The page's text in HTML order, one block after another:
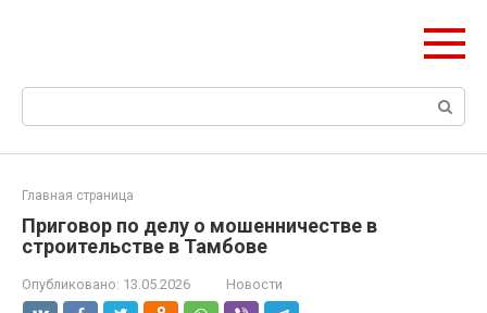
Поиск:
Главная страница
Приговор по делу о мошенничестве в
строительстве в Тамбове
Опубликовано: 13.05.2026 Новости